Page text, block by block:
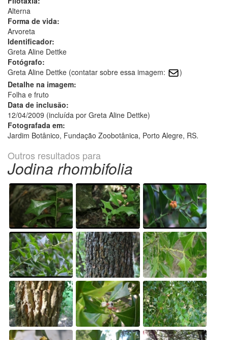
Alterna
Forma de vida:
Arvoreta
Identificador:
Greta Aline Dettke
Fotógrafo:
Greta Aline Dettke (contatar sobre essa imagem:
)
Detalhe na imagem:
Folha e fruto
Data de inclusão:
12/04/2009 (incluída por Greta Aline Dettke)
Fotografada em:
Jardim Botânico, Fundação Zoobotânica, Porto Alegre, RS.
Outros resultados para
Jodina rhombifolia